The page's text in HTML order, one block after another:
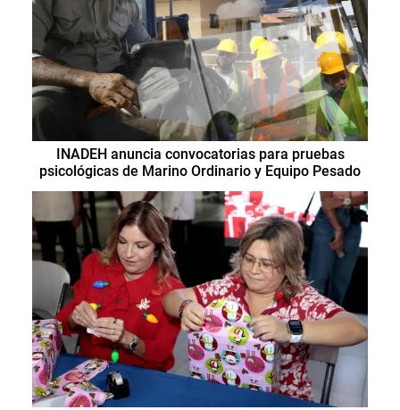
INADEH anuncia convocatorias para pruebas
psicológicas de Marino Ordinario y Equipo Pesado